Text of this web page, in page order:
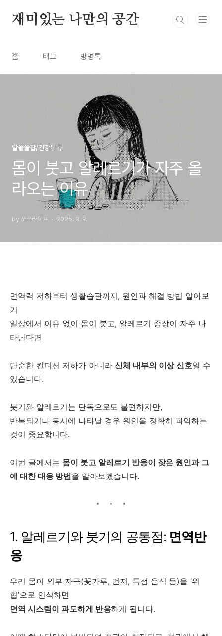
재미있는 나만의 공간
홈 태그 방명록
알쓸쓸잡/건강톡톡
몸이 붓고 알레르기가 자주 올
라오는 이유
by 쏘쏘라이프 2025. 8. 9.
면역력 저하부터 생활습관까지, 원인과 해결 방법 알아보
기
일상에서 이유 없이 몸이 붓고, 알레르기 증상이 자주 나
타난다면
단순한 컨디션 저하가 아니라 신체 내부의 이상 신호일 수
있습니다.
붓기와 알레르기는 단독으로도 불편하지만,
반복되거나 동시에 나타날 경우 원인을 정확히 파악하는
것이 중요합니다.
이번 글에서는 몸이 붓고 알레르기 반응이 잦은 원인과 그
에 대한 대응 방법을 알아보겠습니다.
1. 알레르기와 붓기의 공통점: 면역반
응
우리 몸이 외부 자극(꽃가루, 먼지, 특정 음식 등)을 ‘위
협’으로 인식하면
면역 시스템이 과도하게 반응하게 됩니다.